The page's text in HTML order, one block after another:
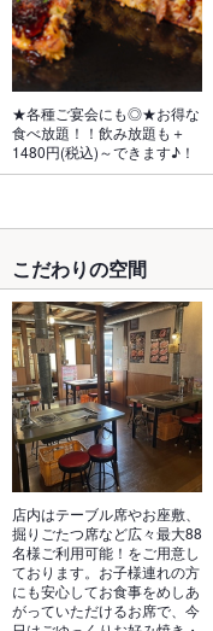
★各種ご宴会にも◎★お得な
食べ放題！！飲み放題も＋
1480円(税込)～できます♪！
こだわりの空間
店内はテーブル席やお座敷、
掘りごたつ席など広々最大88
名様ご利用可能！をご用意し
ております。お子様連れの方
にも安心してお食事をめしあ
がっていただけるお席で、今